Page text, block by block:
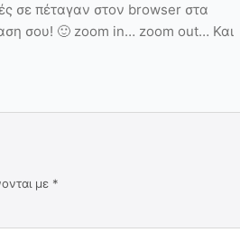
σε πέταγαν στον browser στα
σου! 🙂 zoom in… zoom out… Και
με *